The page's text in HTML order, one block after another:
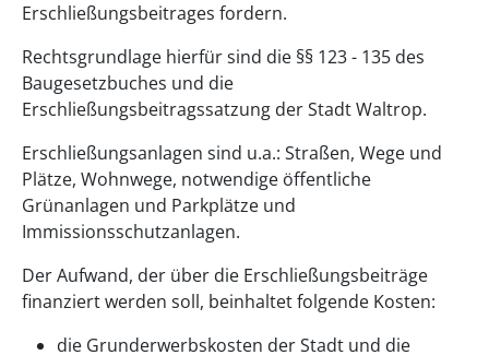
Erschließungsbeitrages fordern.
Rechtsgrundlage hierfür sind die §§ 123 - 135 des
Baugesetzbuches und die
Erschließungsbeitragssatzung der Stadt Waltrop.
Erschließungsanlagen sind u.a.: Straßen, Wege und
Plätze, Wohnwege, notwendige öffentliche
Grünanlagen und Parkplätze und
Immissionsschutzanlagen.
Der Aufwand, der über die Erschließungsbeiträge
finanziert werden soll, beinhaltet folgende Kosten:
die Grunderwerbskosten der Stadt und die